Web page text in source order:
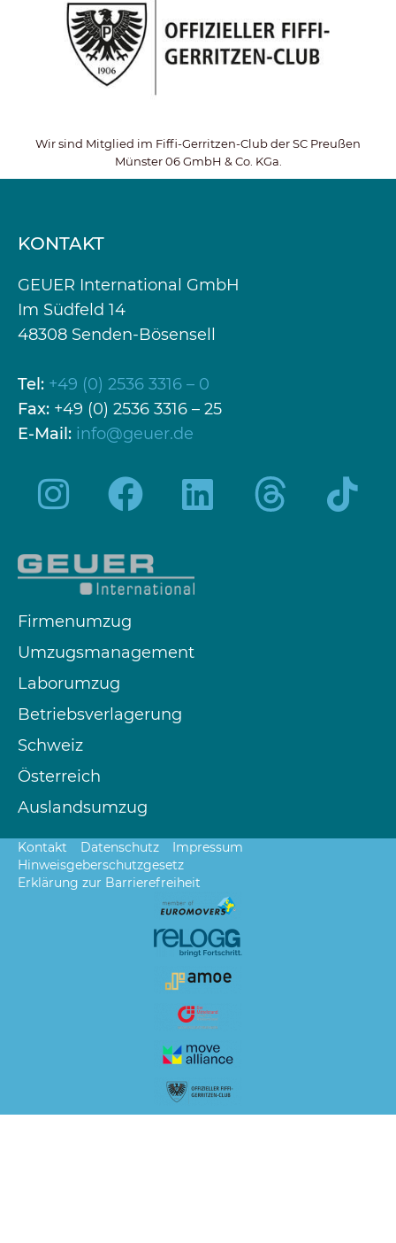
Wir sind Mitglied im Fiffi-Gerritzen-Club der SC Preußen
Münster 06 GmbH & Co. KGa.
KONTAKT
GEUER International GmbH
Im Südfeld 14
48308 Senden-Bösensell
Tel: +49 (0) 2536 3316 – 0
Fax: +49 (0) 2536 3316 – 25
E-Mail: info@geuer.de
Firmenumzug
Umzugsmanagement
Laborumzug
Betriebsverlagerung
Schweiz
Österreich
Auslandsumzug
Kontakt Datenschutz
Impressum
Hinweisgeberschutzgesetz
Erklärung zur Barrierefreiheit